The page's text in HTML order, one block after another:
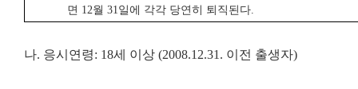
면 12월31 일에 각각 당연히 퇴직된다
나. 응시연령: 18세 이상 (2008.12.31. 이전 출생자)